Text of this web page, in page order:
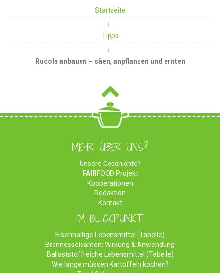
Startseite
Tipps
Rucola anbauen – säen, anpflanzen und ernten
MEHR ÜBER UNS?
Unsere Geschichte?
FAIRFOOD Projekt
Kooperationen
Redaktion
Kontakt
IM BLICKPUNKT!
Eisenhaltige Lebensmittel (Tabelle)
Brennesselsamen: Wirkung & Anwendung
Ballaststoffreiche Lebensmittel (Tabelle)
Wie lange müssen Kartoffeln kochen?